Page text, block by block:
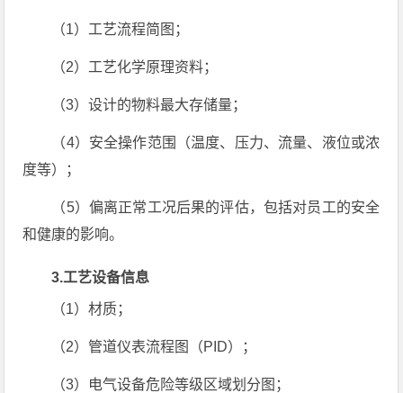
（1）工艺流程简图；
（2）工艺化学原理资料；
（3）设计的物料最大存储量；
（4）安全操作范围（温度、压力、流量、液位或浓
度等）；
（5）偏离正常工况后果的评估，包括对员工的安全
和健康的影响。
3.工艺设备信息
（1）材质；
（2）管道仪表流程图（PID）；
（3）电气设备危险等级区域划分图；